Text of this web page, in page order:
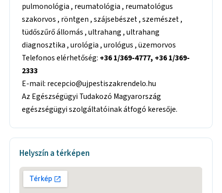
pulmonológia , reumatológia , reumatológus
szakorvos , röntgen , szájsebészet , szemészet ,
tüdőszűrő állomás , ultrahang , ultrahang
diagnosztika , urológia , urológus , üzemorvos
Telefonos elérhetőség: +36 1/369-4777, +36 1/369-
2333
E-mail: recepcio@ujpestiszakrendelo.hu
Az Egészségügyi Tudakozó Magyarország
egészségügyi szolgáltatóinak átfogó keresője.
Helyszín a térképen